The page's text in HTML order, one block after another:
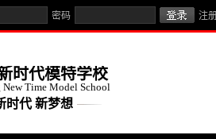
密码 注
时代模特学校
New Time Model School
时代 新梦想